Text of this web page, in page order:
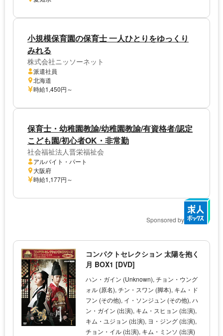
小規模保育園の保育士 一人ひとりをゆっくり
みれる
株式会社ニッソーネット
派遣社員
北海道
時給1,450円～
保育士・幼稚園教諭/幼稚園教諭/有資格者/認定
こども園/初心者OK・非常勤
社会福祉法人晋栄福祉会
アルバイト・パート
大阪府
時給1,177円～
Sponsored by
コンパクトセレクション 太陽を抱く
月 BOX1 [DVD]
ハン・ガイン (Unknown), チョン・ウング
ォル (原名), チン・スワン (脚本), キム・ド
フン (その他), イ・ソンジュン (その他), ハ
ン・ガイン (出演), キム・スヒョン (出演),
キム・ユジョン (出演), ヨ・ジング (出演),
チョン・イル (出演), キム・ミンソ (出演)